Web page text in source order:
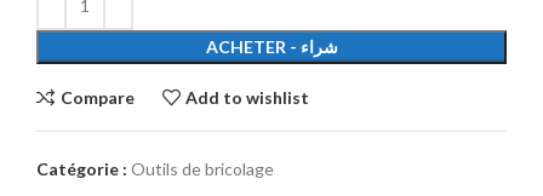
ACHETER - شراء
Compare Add to wishlist
Catégorie : Outils de bricolage